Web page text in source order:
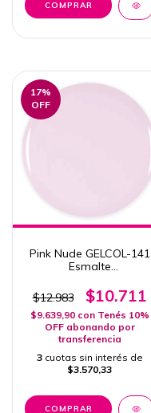
17%
OFF
Pink Nude GELCOL-141
Esmalte
Mask 15ml
$12.983 $10.711
$9.639,90 con Tenés 10%
OFF abonando por
transferencia
3 cuotas sin interés de
$3.570,33